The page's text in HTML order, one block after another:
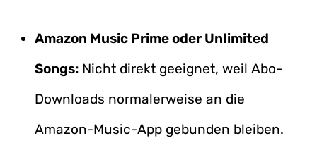
Amazon Music Prime oder Unlimited
Songs: Nicht direkt geeignet, weil Abo-
Downloads normalerweise an die
Amazon-Music-App gebunden bleiben.